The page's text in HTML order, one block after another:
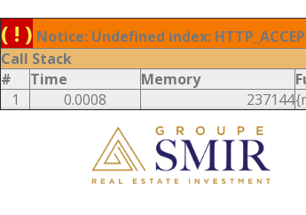
( ! ) Notice: Undefined index:
Call Stack
#
Time Memory
1
0.0008 237144